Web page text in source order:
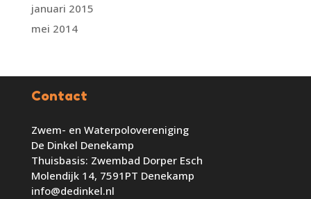
januari 2015
mei 2014
Contact
Zwem- en Waterpolovereniging
De Dinkel Denekamp
Thuisbasis: Zwembad Dorper Esch
Molendijk 14, 7591PT Denekamp
info@dedinkel.nl